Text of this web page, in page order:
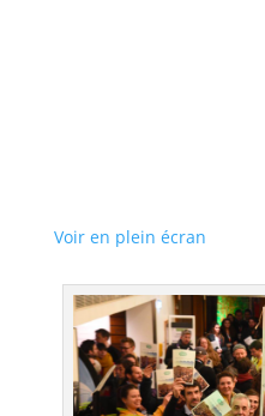
Voir en plein écran